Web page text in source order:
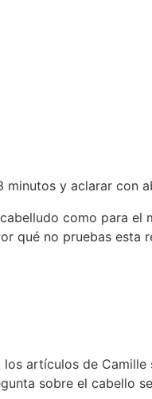
y aclarar con
como para el
qué no pruebas esta
artículos de
sobre el cabello